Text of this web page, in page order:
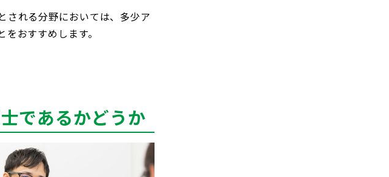
される分野においては、多少ア
おすすめします。
であるかどうか